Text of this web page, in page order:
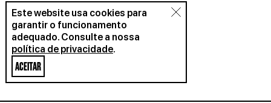
Este website usa cookies para
garantir o funcionamento
adequado. Consulte a nossa
política de privacidade.
ACEITAR